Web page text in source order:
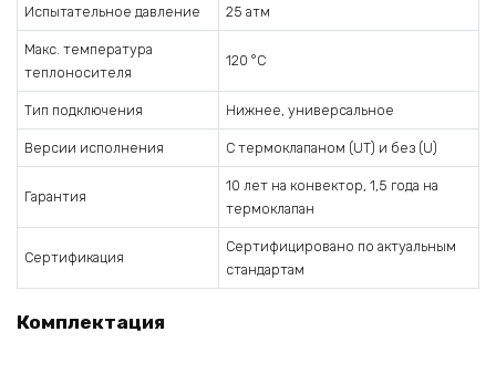
Испытательное давление 25 атм
Макс. температура
теплоносителя
120 °C
Тип подключения Нижнее, универсальное
Версии исполнения С термоклапаном (UT) и без (U)
Гарантия
10 лет на конвектор, 1,5 года на
термоклапан
Сертификация
Сертифицировано по актуальным
стандартам
Комплектация